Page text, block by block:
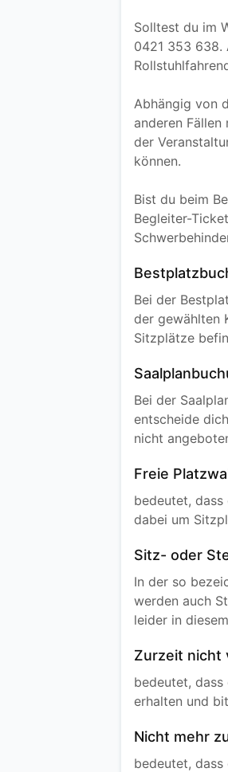
Solltest du im
0421 353 638.
Abhängig von
anderen
der
können.
Bist du beim
Begleiter-
Bei der
der gewählten
Sitzplätze
Bei der
entscheide
nicht
Freie
bedeutet,
dabei um
Sitz- oder
In der so
werden auch
leider in
Zurzeit nicht
bedeutet,
erhalten und
Nicht mehr
bedeutet,